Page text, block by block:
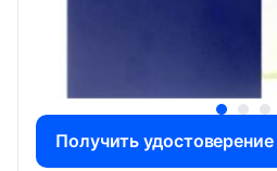
Получить удостоверение